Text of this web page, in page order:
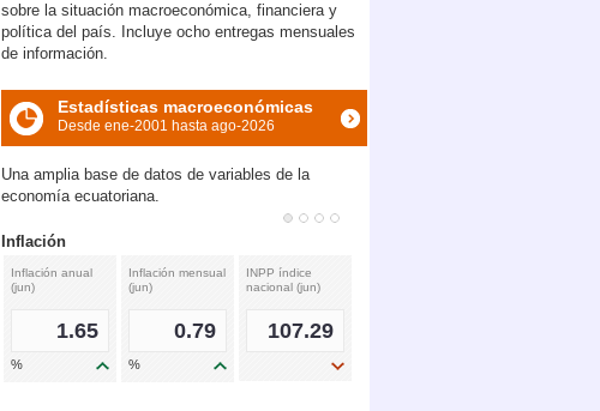
sobre la situación macroeconómica, financiera y
política del país. Incluye ocho entregas mensuales
de información.
icon
Estadísticas macroeconómicas
Desde ene-2001 hasta ago-2026
Una amplia base de datos de variables de la
economía ecuatoriana.
Inflación
Inflación anual
(jun)
1.65
%
Inflación mensual
(jun)
0.79
%
INPP índice
nacional (jun)
107.29